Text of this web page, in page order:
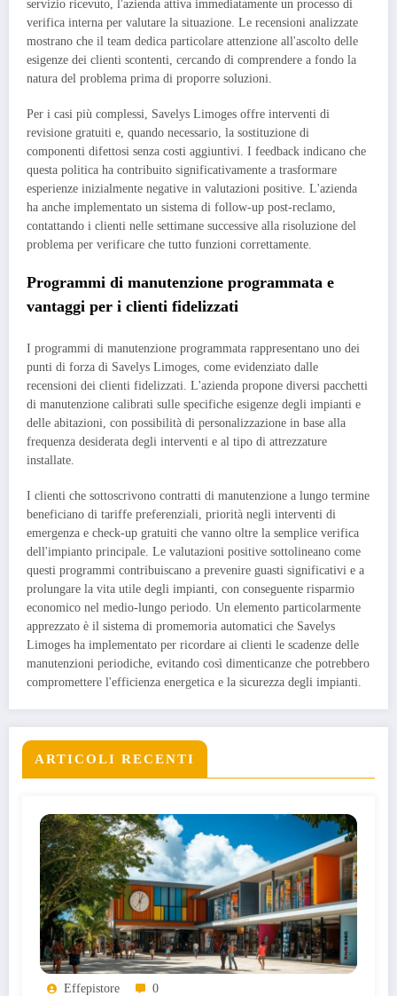
servizio ricevuto, l'azienda attiva immediatamente un processo di
verifica interna per valutare la situazione. Le recensioni analizzate
mostrano che il team dedica particolare attenzione all'ascolto delle
esigenze dei clienti scontenti, cercando di comprendere a fondo la
natura del problema prima di proporre soluzioni.
Per i casi più complessi, Savelys Limoges offre interventi di
revisione gratuiti e, quando necessario, la sostituzione di
componenti difettosi senza costi aggiuntivi. I feedback indicano che
questa politica ha contribuito significativamente a trasformare
esperienze inizialmente negative in valutazioni positive. L'azienda
ha anche implementato un sistema di follow-up post-reclamo,
contattando i clienti nelle settimane successive alla risoluzione del
problema per verificare che tutto funzioni correttamente.
Programmi di manutenzione programmata e
vantaggi per i clienti fidelizzati
I programmi di manutenzione programmata rappresentano uno dei
punti di forza di Savelys Limoges, come evidenziato dalle
recensioni dei clienti fidelizzati. L'azienda propone diversi pacchetti
di manutenzione calibrati sulle specifiche esigenze degli impianti e
delle abitazioni, con possibilità di personalizzazione in base alla
frequenza desiderata degli interventi e al tipo di attrezzature
installate.
I clienti che sottoscrivono contratti di manutenzione a lungo termine
beneficiano di tariffe preferenziali, priorità negli interventi di
emergenza e check-up gratuiti che vanno oltre la semplice verifica
dell'impianto principale. Le valutazioni positive sottolineano come
questi programmi contribuiscano a prevenire guasti significativi e a
prolungare la vita utile degli impianti, con conseguente risparmio
economico nel medio-lungo periodo. Un elemento particolarmente
apprezzato è il sistema di promemoria automatici che Savelys
Limoges ha implementato per ricordare ai clienti le scadenze delle
manutenzioni periodiche, evitando così dimenticanze che potrebbero
compromettere l'efficienza energetica e la sicurezza degli impianti.
ARTICOLI RECENTI
Effepistore 0